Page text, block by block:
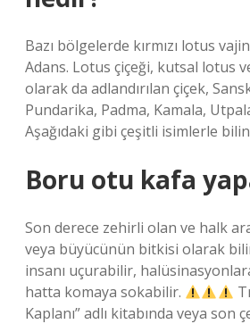
Bazı bölgelerde kırmızı lotus
Adans. Lotus çiçeği, kutsal lotus
olarak da adlandırılan çiçek,
Pundarika, Padma, Kamala,
Aşağıdaki gibi çeşitli isimlerle
Boru otu kafa
Son derece zehirli olan ve halk
veya büyücünün bitkisi olarak
insanı uçurabilir,
hatta komaya sokabilir.
Kaplanı” adlı kitabında veya son